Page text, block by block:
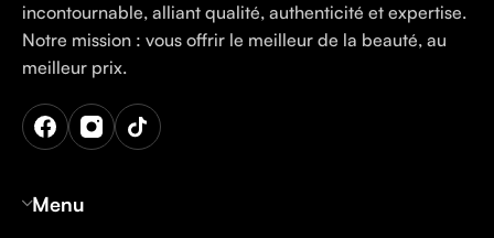
incontournable, alliant qualité, authenticité et expertise.
Notre mission : vous offrir le meilleur de la beauté, au
meilleur prix.
Menu